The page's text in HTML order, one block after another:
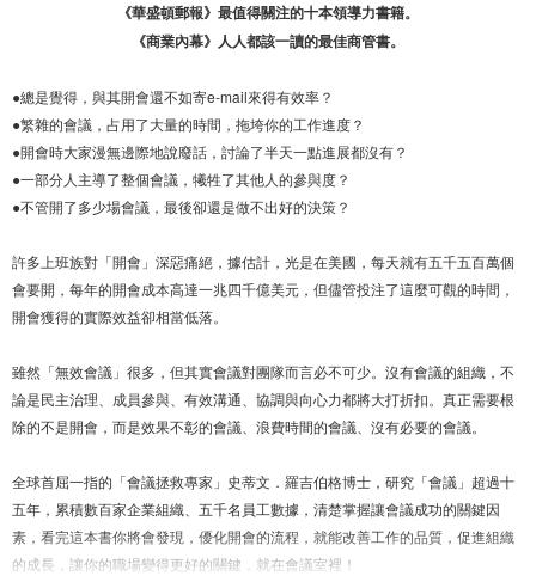
《華盛頓郵報》最值得關注的十本領導力書籍。
《商業內幕》人人都該一讀的最佳商管書。
●總是覺得，與其開會還不如寄e-mail來得有效率？
●繁雜的會議，占用了大量的時間，拖垮你的工作進度？
●開會時大家漫無邊際地說廢話，討論了半天一點進展都沒有？
●一部分人主導了整個會議，犧牲了其他人的參與度？
●不管開了多少場會議，最後卻還是做不出好的決策？
許多上班族對「開會」深惡痛絕，據估計，光是在美國，每天就有五千五百萬個
會要開，每年的開會成本高達一兆四千億美元，但儘管投注了這麼可觀的時間，
開會獲得的實際效益卻相當低落。
雖然「無效會議」很多，但其實會議對團隊而言必不可少。沒有會議的組織，不
論是民主治理、成員參與、有效溝通、協調與向心力都將大打折扣。真正需要根
除的不是開會，而是效果不彰的會議、浪費時間的會議、沒有必要的會議。
全球首屈一指的「會議拯救專家」史蒂文．羅吉伯格博士，研究「會議」超過十
五年，累積數百家企業組織、五千名員工數據，清楚掌握讓會議成功的關鍵因
素，看完這本書你將會發現，優化開會的流程，就能改善工作的品質，促進組織
的成長，讓你的職場變得更好的關鍵，就在會議室裡！